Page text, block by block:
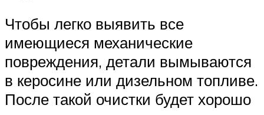
Чтобы легко выявить все
имеющиеся механические
повреждения, детали вымываются
в керосине или дизельном топливе.
После такой очистки будет хорошо